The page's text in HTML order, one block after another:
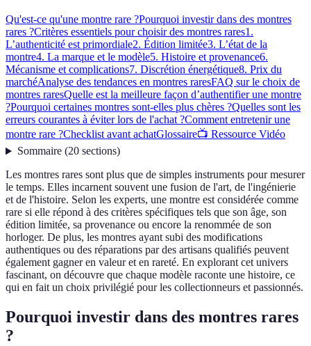
Qu'est-ce qu'une montre rare ?Pourquoi investir dans des montres
rares ?Critères essentiels pour choisir des montres rares1.
L’authenticité est primordiale2. Édition limitée3. L’état de la
montre4. La marque et le modèle5. Histoire et provenance6.
Mécanisme et complications7. Discrétion énergétique8. Prix du
marchéAnalyse des tendances en montres raresFAQ sur le choix de
montres raresQuelle est la meilleure façon d’authentifier une montre
?Pourquoi certaines montres sont-elles plus chères ?Quelles sont les
erreurs courantes à éviter lors de l'achat ?Comment entretenir une
montre rare ?Checklist avant achatGlossaire📺 Ressource Vidéo
Sommaire(20 sections)
Les montres rares sont plus que de simples instruments pour mesurer
le temps. Elles incarnent souvent une fusion de l'art, de l'ingénierie
et de l'histoire. Selon les experts, une montre est considérée comme
rare si elle répond à des critères spécifiques tels que son âge, son
édition limitée, sa provenance ou encore la renommée de son
horloger. De plus, les montres ayant subi des modifications
authentiques ou des réparations par des artisans qualifiés peuvent
également gagner en valeur et en rareté. En explorant cet univers
fascinant, on découvre que chaque modèle raconte une histoire, ce
qui en fait un choix privilégié pour les collectionneurs et passionnés.
Pourquoi investir dans des montres rares
?